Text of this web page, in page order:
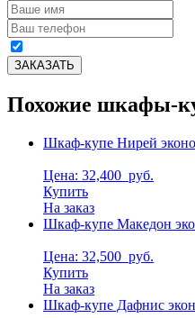
Похожие шкафы-
Шкаф-купе Нирей
Цена: 32,400 руб.
Купить
На заказ
Шкаф-купе Македон
Цена: 32,500 руб.
Купить
На заказ
Шкаф-купе Дафнис